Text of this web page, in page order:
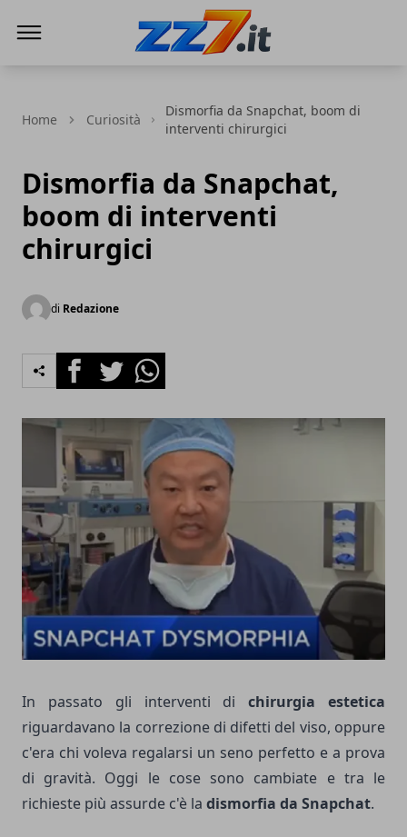
Home Curiosità
Dismorfia da Snapchat, boom di
interventi chirurgici
Dismorfia da Snapchat,
boom di interventi
chirurgici
di Redazione
FacebookTwitterWhatsapp
In passato gli interventi dichirurgia estetica
riguardavano la correzione di difetti del viso, oppure
c'era chi voleva regalarsi un seno perfetto e a prova
di gravità. Oggi le cose sono cambiate e tra le
richieste più assurde c'è la dismorfia da Snapchat.